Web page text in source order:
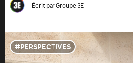
Écrit parGroupe 3E
PERSPECTIVES